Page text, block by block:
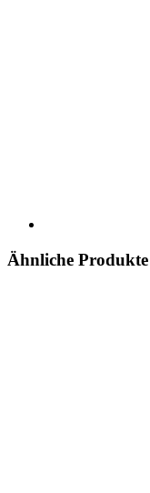
Ähnliche Produkte